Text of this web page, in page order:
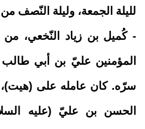
لليلة الجمعة، وليلة النّصف
- كُميل بن زياد النّخعي،
المؤمنين عليّ بن أبي
سرّه. كان عامله على
الحسن بن عليّ (عليه